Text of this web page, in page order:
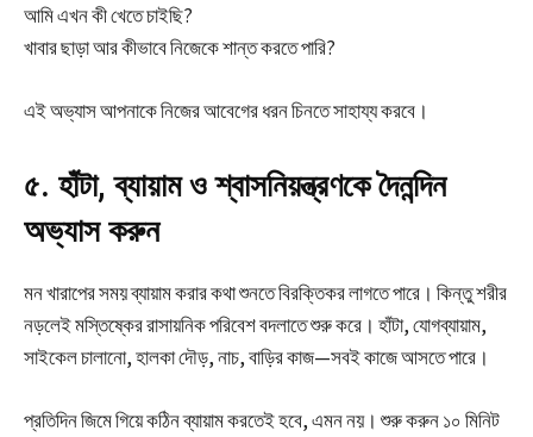
আমি এখন কী খেতে চাইছি?
খাবার ছাড়া আর কীভাবে নিজেকে শান্ত করতে পারি?
এই অভ্যাস আপনাকে নিজের আবেগের ধরন চিনতে সাহায্য করবে।
৫. হাঁটা, ব্যায়াম ও শ্বাসনিয়ন্ত্রণকে দৈনন্দিন
অভ্যাস করুন
মন খারাপের সময় ব্যায়াম করার কথা শুনতে বিরক্তিকর লাগতে পারে। কিন্তু শরীর
নড়লেই মস্তিষ্কের রাসায়নিক পরিবেশ বদলাতে শুরু করে। হাঁটা, যোগব্যায়াম,
সাইকেল চালানো, হালকা দৌড়, নাচ, বাড়ির কাজ—সবই কাজে আসতে পারে।
প্রতিদিন জিমে গিয়ে কঠিন ব্যায়াম করতেই হবে, এমন নয়। শুরু করুন ১০ মিনিট